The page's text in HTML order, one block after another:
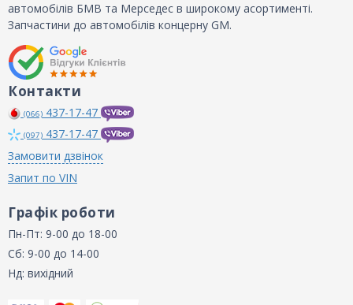
автомобілів БМВ та Мерседес в широкому асортименті.
Запчастини до автомобілів концерну GM.
Контакти
(066) 437-17-47
(097) 437-17-47
Замовити дзвінок
Запит по VIN
Графік роботи
Пн-Пт: 9-00 до 18-00
Сб: 9-00 до 14-00
Нд: вихідний